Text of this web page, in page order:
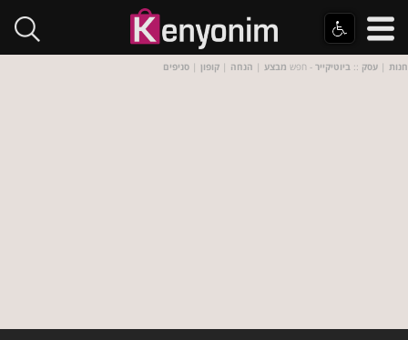
חנות | עסק :: ביוטיקייר - חפש מבצע | הנחה | קופון | סניפים